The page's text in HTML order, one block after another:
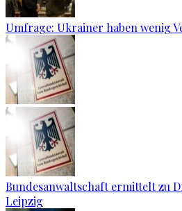
Umfrage: Ukrainer haben wenig
Bundesanwaltschaft ermittelt zu
Leipzig